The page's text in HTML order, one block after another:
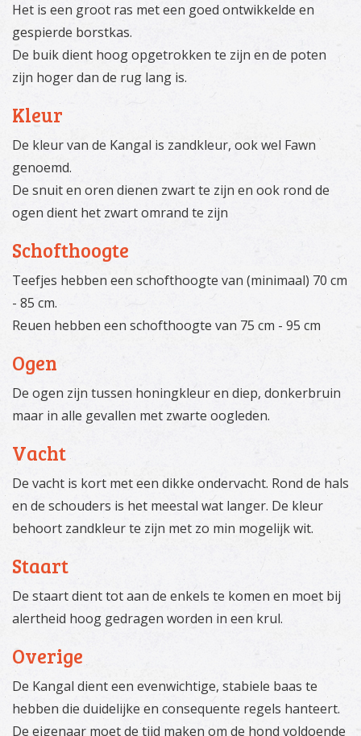
Het is een groot ras met een goed ontwikkelde en
gespierde borstkas.
De buik dient hoog opgetrokken te zijn en de poten
zijn hoger dan de rug lang is.
Kleur
De kleur van de Kangal is zandkleur, ook wel Fawn
genoemd.
De snuit en oren dienen zwart te zijn en ook rond de
ogen dient het zwart omrand te zijn
Schofthoogte
Teefjes hebben een schofthoogte van (minimaal) 70 cm
- 85 cm.
Reuen hebben een schofthoogte van 75 cm - 95 cm
Ogen
De ogen zijn tussen honingkleur en diep, donkerbruin
maar in alle gevallen met zwarte oogleden.
Vacht
De vacht is kort met een dikke ondervacht. Rond de hals
en de schouders is het meestal wat langer. De kleur
behoort zandkleur te zijn met zo min mogelijk wit.
Staart
De staart dient tot aan de enkels te komen en moet bij
alertheid hoog gedragen worden in een krul.
Overige
De Kangal dient een evenwichtige, stabiele baas te
hebben die duidelijke en consequente regels hanteert.
De eigenaar moet de tijd maken om de hond voldoende